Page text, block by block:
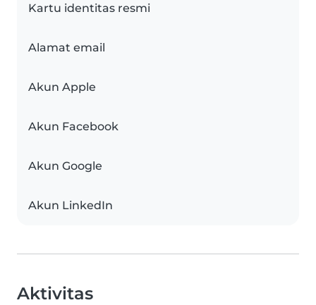
Kartu identitas resmi
Alamat email
Akun Apple
Akun Facebook
Akun Google
Akun LinkedIn
Aktivitas